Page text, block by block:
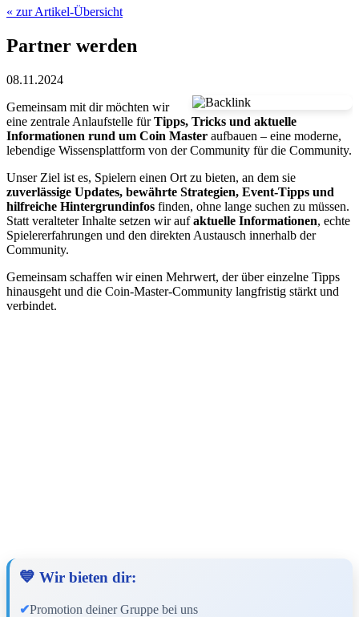
« zur Artikel-Übersicht
Partner werden
08.11.2024
Gemeinsam mit dir möchten wir
eine zentrale Anlaufstelle fürTipps, Tricks und aktuelle
Informationen rund um Coin Master aufbauen – eine moderne,
lebendige Wissensplattform von der Community für die Community.
Unser Ziel ist es, Spielern einen Ort zu bieten, an dem sie
zuverlässige Updates, bewährte Strategien, Event-Tipps und
hilfreiche Hintergrundinfos finden, ohne lange suchen zu müssen.
Statt veralteter Inhalte setzen wir aufaktuelle Informationen, echte
Spielererfahrungen und den direkten Austausch innerhalb der
Community.
Gemeinsam schaffen wir einen Mehrwert, der über einzelne Tipps
hinausgeht und die Coin-Master-Community langfristig stärkt und
verbindet.
💙 Wir bieten dir:
✔Promotion deiner Gruppe bei uns